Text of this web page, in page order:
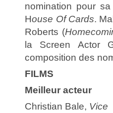
nomination pour
House Of Cards.
Roberts (
la Screen Actor
composition des
FILMS
Meilleur acteur
Christian Bale, Vice